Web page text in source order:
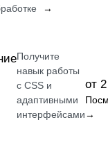
→
Получите
навык работы
с CSS и
адаптивными
интерфейсами
от
→